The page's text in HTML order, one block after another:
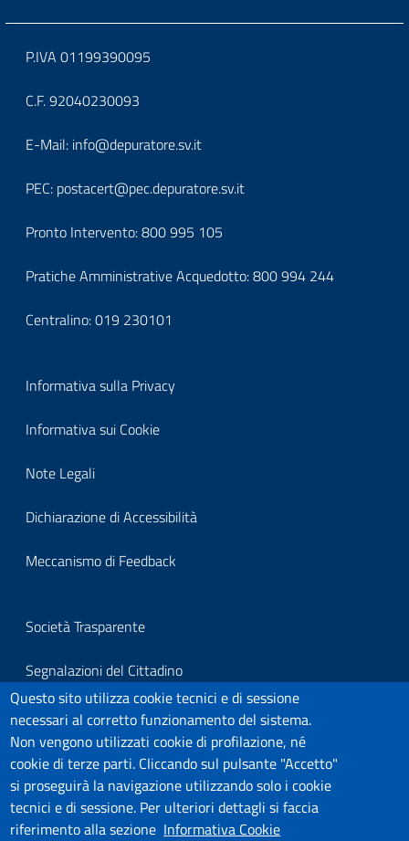
Block
it-
block-
footerindirizzo
P.IVA 01199390095
C.F. 92040230093
Block
it-
block-
footercontatti
E-Mail: info@depuratore.sv.it
PEC: postacert@pec.depuratore.sv.it
Pronto Intervento:800 995 105
Pratiche Amministrative Acquedotto:800 994 244
Centralino:019 230101
Block
it-
block-
footerprivacy
Informativa sulla Privacy
Informativa sui Cookie
Note Legali
Dichiarazione di Accessibilità
Meccanismo di Feedback
Block
it-
block-
footersegnalazioni
Società Trasparente
Segnalazioni del Cittadino
Per segnalazioni all'Organo Di Vigilanza
Link Utili
Covid-19
Questo sito utilizza cookie tecnici e di sessione
necessari al corretto funzionamento del sistema.
Non vengono utilizzati cookie di profilazione, né
cookie di terze parti. Cliccando sul pulsante "Accetto"
si proseguirà la navigazione utilizzando solo i cookie
tecnici e di sessione. Per ulteriori dettagli si faccia
riferimento alla sezione Informativa Cookie